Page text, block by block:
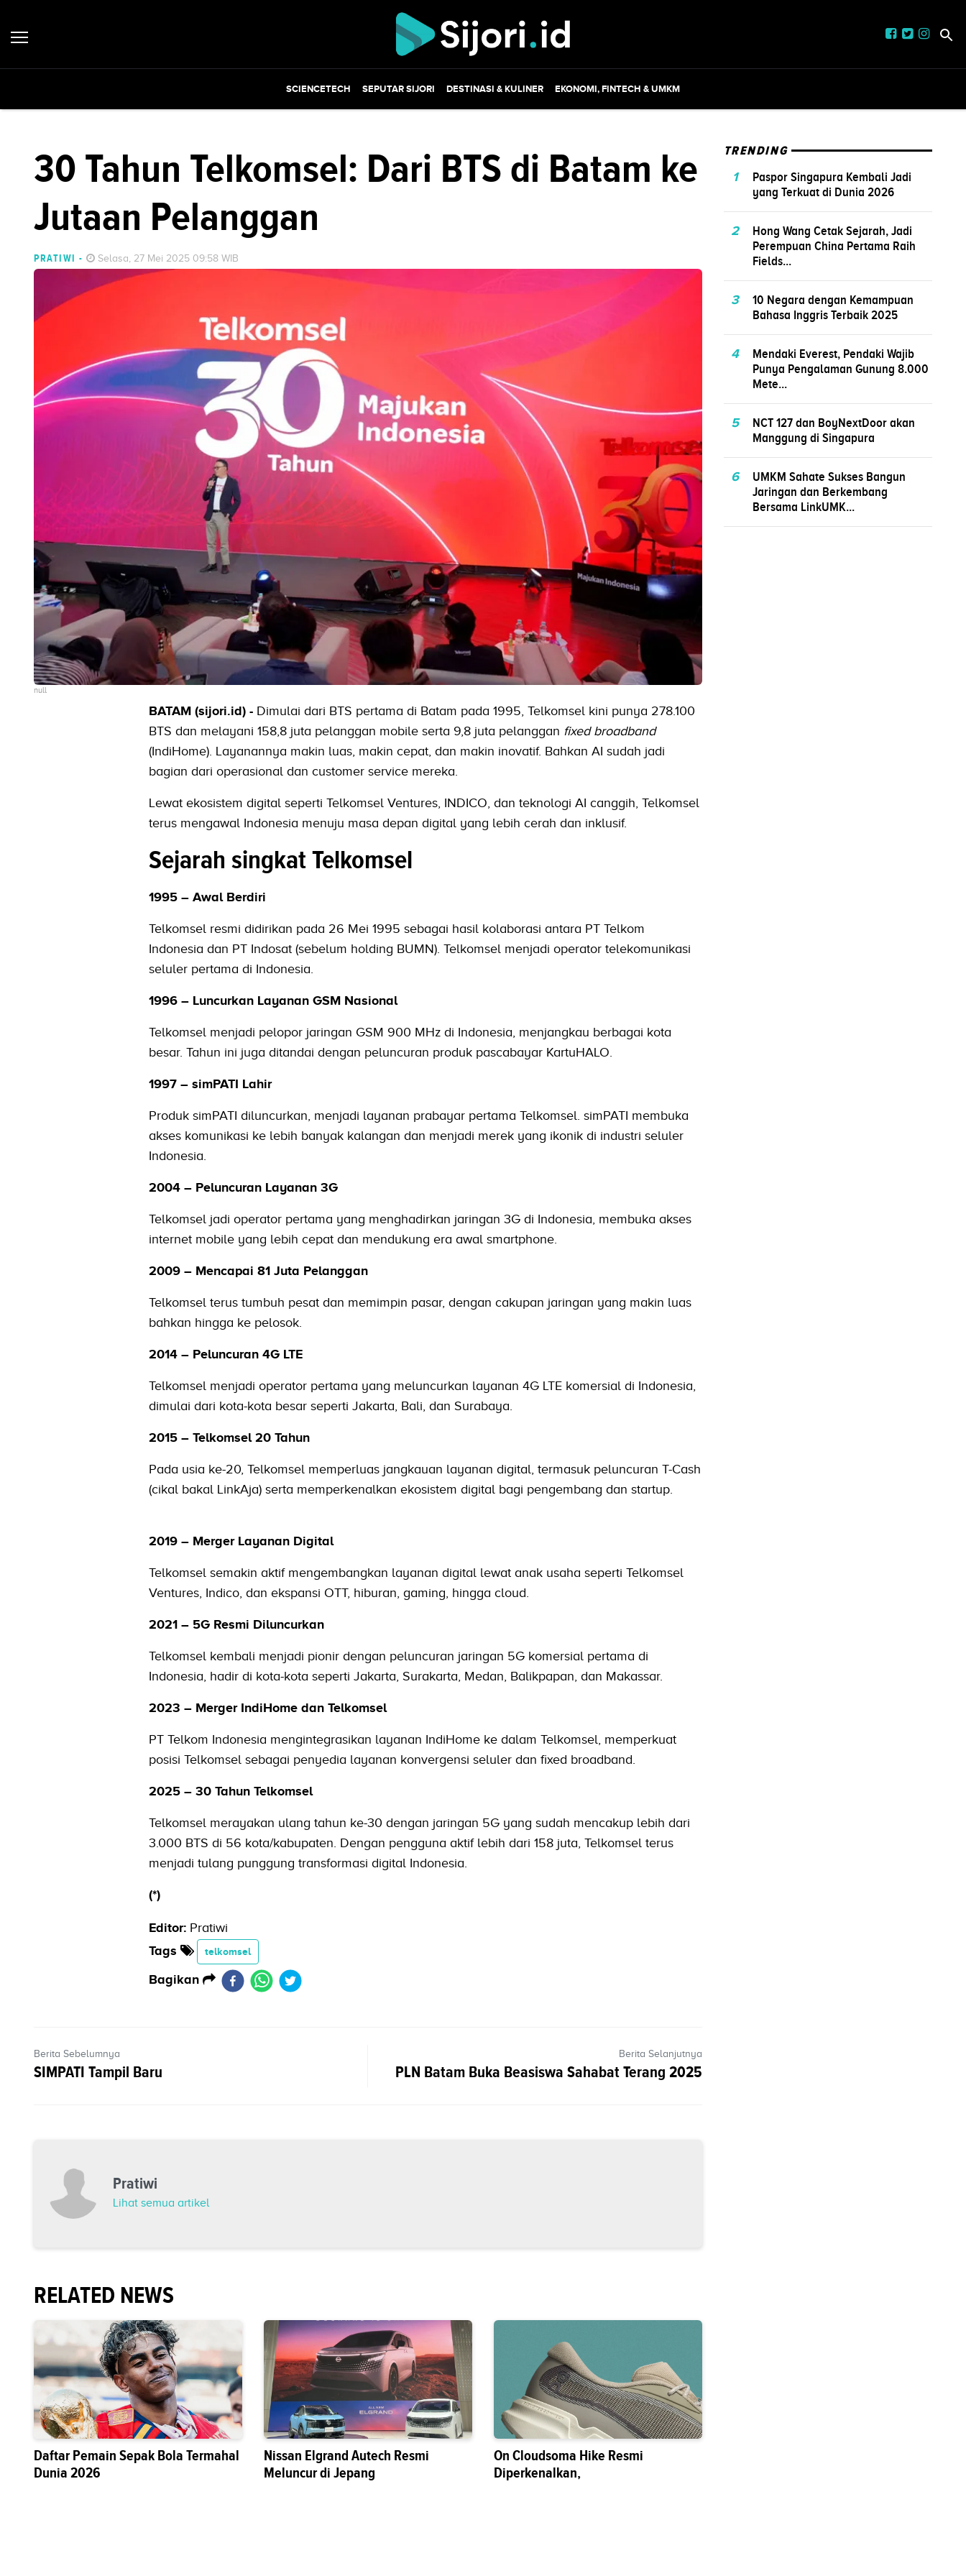
SCIENCETECH SEPUTAR SIJORI DESTINASI & KULINER EKONOMI, FINTECH & UMKM
30 Tahun Telkomsel: Dari BTS di Batam ke
Jutaan Pelanggan
PRATIWI - Selasa, 27 Mei 2025 09:58 WIB
null
BATAM (sijori.id) - Dimulai dari BTS pertama di Batam pada 1995, Telkomsel kini punya 278.100
BTS dan melayani 158,8 juta pelanggan mobile serta 9,8 juta pelanggan fixed broadband
(IndiHome). Layanannya makin luas, makin cepat, dan makin inovatif. Bahkan AI sudah jadi
bagian dari operasional dan customer service mereka.
Lewat ekosistem digital seperti Telkomsel Ventures, INDICO, dan teknologi AI canggih, Telkomsel
terus mengawal Indonesia menuju masa depan digital yang lebih cerah dan inklusif.
Sejarah singkat Telkomsel
1995 – Awal Berdiri
Telkomsel resmi didirikan pada 26 Mei 1995 sebagai hasil kolaborasi antara PT Telkom
Indonesia dan PT Indosat (sebelum holding BUMN). Telkomsel menjadi operator telekomunikasi
seluler pertama di Indonesia.
1996 – Luncurkan Layanan GSM Nasional
Telkomsel menjadi pelopor jaringan GSM 900 MHz di Indonesia, menjangkau berbagai kota
besar. Tahun ini juga ditandai dengan peluncuran produk pascabayar KartuHALO.
1997 – simPATI Lahir
Produk simPATI diluncurkan, menjadi layanan prabayar pertama Telkomsel. simPATI membuka
akses komunikasi ke lebih banyak kalangan dan menjadi merek yang ikonik di industri seluler
Indonesia.
2004 – Peluncuran Layanan 3G
Telkomsel jadi operator pertama yang menghadirkan jaringan 3G di Indonesia, membuka akses
internet mobile yang lebih cepat dan mendukung era awal smartphone.
2009 – Mencapai 81 Juta Pelanggan
Telkomsel terus tumbuh pesat dan memimpin pasar, dengan cakupan jaringan yang makin luas
bahkan hingga ke pelosok.
2014 – Peluncuran 4G LTE
Telkomsel menjadi operator pertama yang meluncurkan layanan 4G LTE komersial di Indonesia,
dimulai dari kota-kota besar seperti Jakarta, Bali, dan Surabaya.
2015 – Telkomsel 20 Tahun
Pada usia ke-20, Telkomsel memperluas jangkauan layanan digital, termasuk peluncuran T-Cash
(cikal bakal LinkAja) serta memperkenalkan ekosistem digital bagi pengembang dan startup.
2019 – Merger Layanan Digital
Telkomsel semakin aktif mengembangkan layanan digital lewat anak usaha seperti Telkomsel
Ventures, Indico, dan ekspansi OTT, hiburan, gaming, hingga cloud.
2021 – 5G Resmi Diluncurkan
Telkomsel kembali menjadi pionir dengan peluncuran jaringan 5G komersial pertama di
Indonesia, hadir di kota-kota seperti Jakarta, Surakarta, Medan, Balikpapan, dan Makassar.
2023 – Merger IndiHome dan Telkomsel
PT Telkom Indonesia mengintegrasikan layanan IndiHome ke dalam Telkomsel, memperkuat
posisi Telkomsel sebagai penyedia layanan konvergensi seluler dan fixed broadband.
2025 – 30 Tahun Telkomsel
Telkomsel merayakan ulang tahun ke-30 dengan jaringan 5G yang sudah mencakup lebih dari
3.000 BTS di 56 kota/kabupaten. Dengan pengguna aktif lebih dari 158 juta, Telkomsel terus
menjadi tulang punggung transformasi digital Indonesia.
(*)
Editor: Pratiwi
Tags
telkomsel
Bagikan
Berita Sebelumnya
SIMPATI Tampil Baru
Berita Selanjutnya
PLN Batam Buka Beasiswa Sahabat Terang 2025
Pratiwi
Lihat semua artikel
RELATED NEWS
Daftar Pemain Sepak Bola Termahal
Dunia 2026
Nissan Elgrand Autech Resmi
Meluncur di Jepang
On Cloudsoma Hike Resmi
Diperkenalkan,
TRENDING
1
Paspor Singapura Kembali Jadi
yang Terkuat di Dunia 2026
2
Hong Wang Cetak Sejarah, Jadi
Perempuan China Pertama Raih
Fields...
3
10 Negara dengan Kemampuan
Bahasa Inggris Terbaik 2025
4
Mendaki Everest, Pendaki Wajib
Punya Pengalaman Gunung 8.000
Mete...
5
NCT 127 dan BoyNextDoor akan
Manggung di Singapura
6
UMKM Sahate Sukses Bangun
Jaringan dan Berkembang
Bersama LinkUMK...